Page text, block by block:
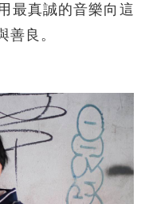
最真誠的音樂向這
善良。